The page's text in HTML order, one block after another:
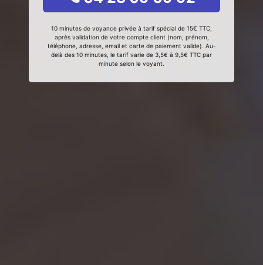
10 minutes de voyance privée à tarif spécial de 15€ TTC,
après validation de votre compte client (nom, prénom,
téléphone, adresse, email et carte de paiement valide). Au-
delà des 10 minutes, le tarif varie de 3,5€ à 9,5€ TTC par
minute selon le voyant.